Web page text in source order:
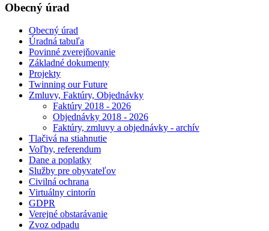
Obecný úrad
Obecný úrad
Úradná tabuľa
Povinné zverejňovanie
Základné dokumenty
Projekty
Twinning our Future
Zmluvy, Faktúry, Objednávky
Faktúry 2018 - 2026
Objednávky 2018 - 2026
Faktúry, zmluvy a objednávky - archív
Tlačivá na stiahnutie
Voľby, referendum
Dane a poplatky
Služby pre obyvateľov
Civilná ochrana
Virtuálny cintorín
GDPR
Verejné obstarávanie
Zvoz odpadu